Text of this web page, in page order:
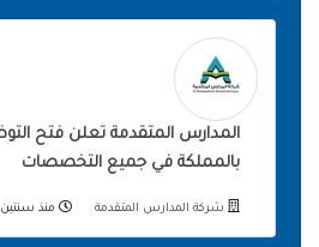
بالمملكة في جميع التخصصات
شركة المدارس المتقدمة منذ سنتين